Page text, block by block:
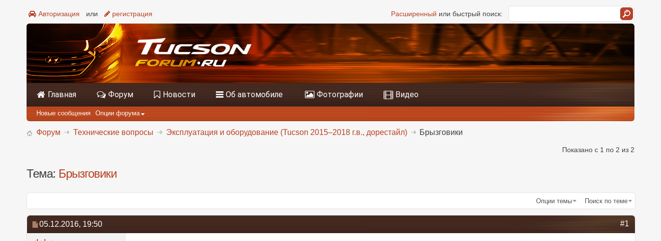
Расширенный или быстрый поиск:
Авторизация или регистрация
Главная Форум Новости Об автомобиле Фотографии Видео
Новые сообщения Опции форума
Форум Технические вопросы Эксплуатация и оборудование (Tucson 2015–2018 г.в., дорестайл) Брызговики
Показано с 1 по 2 из 2
Тема: Брызговики
Опции темы Поиск по теме
05.12.2016, 19:50 #1